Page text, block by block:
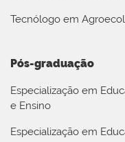
Tecnólogo em
Pós-graduação
Especialização em
e Ensino
Especialização em